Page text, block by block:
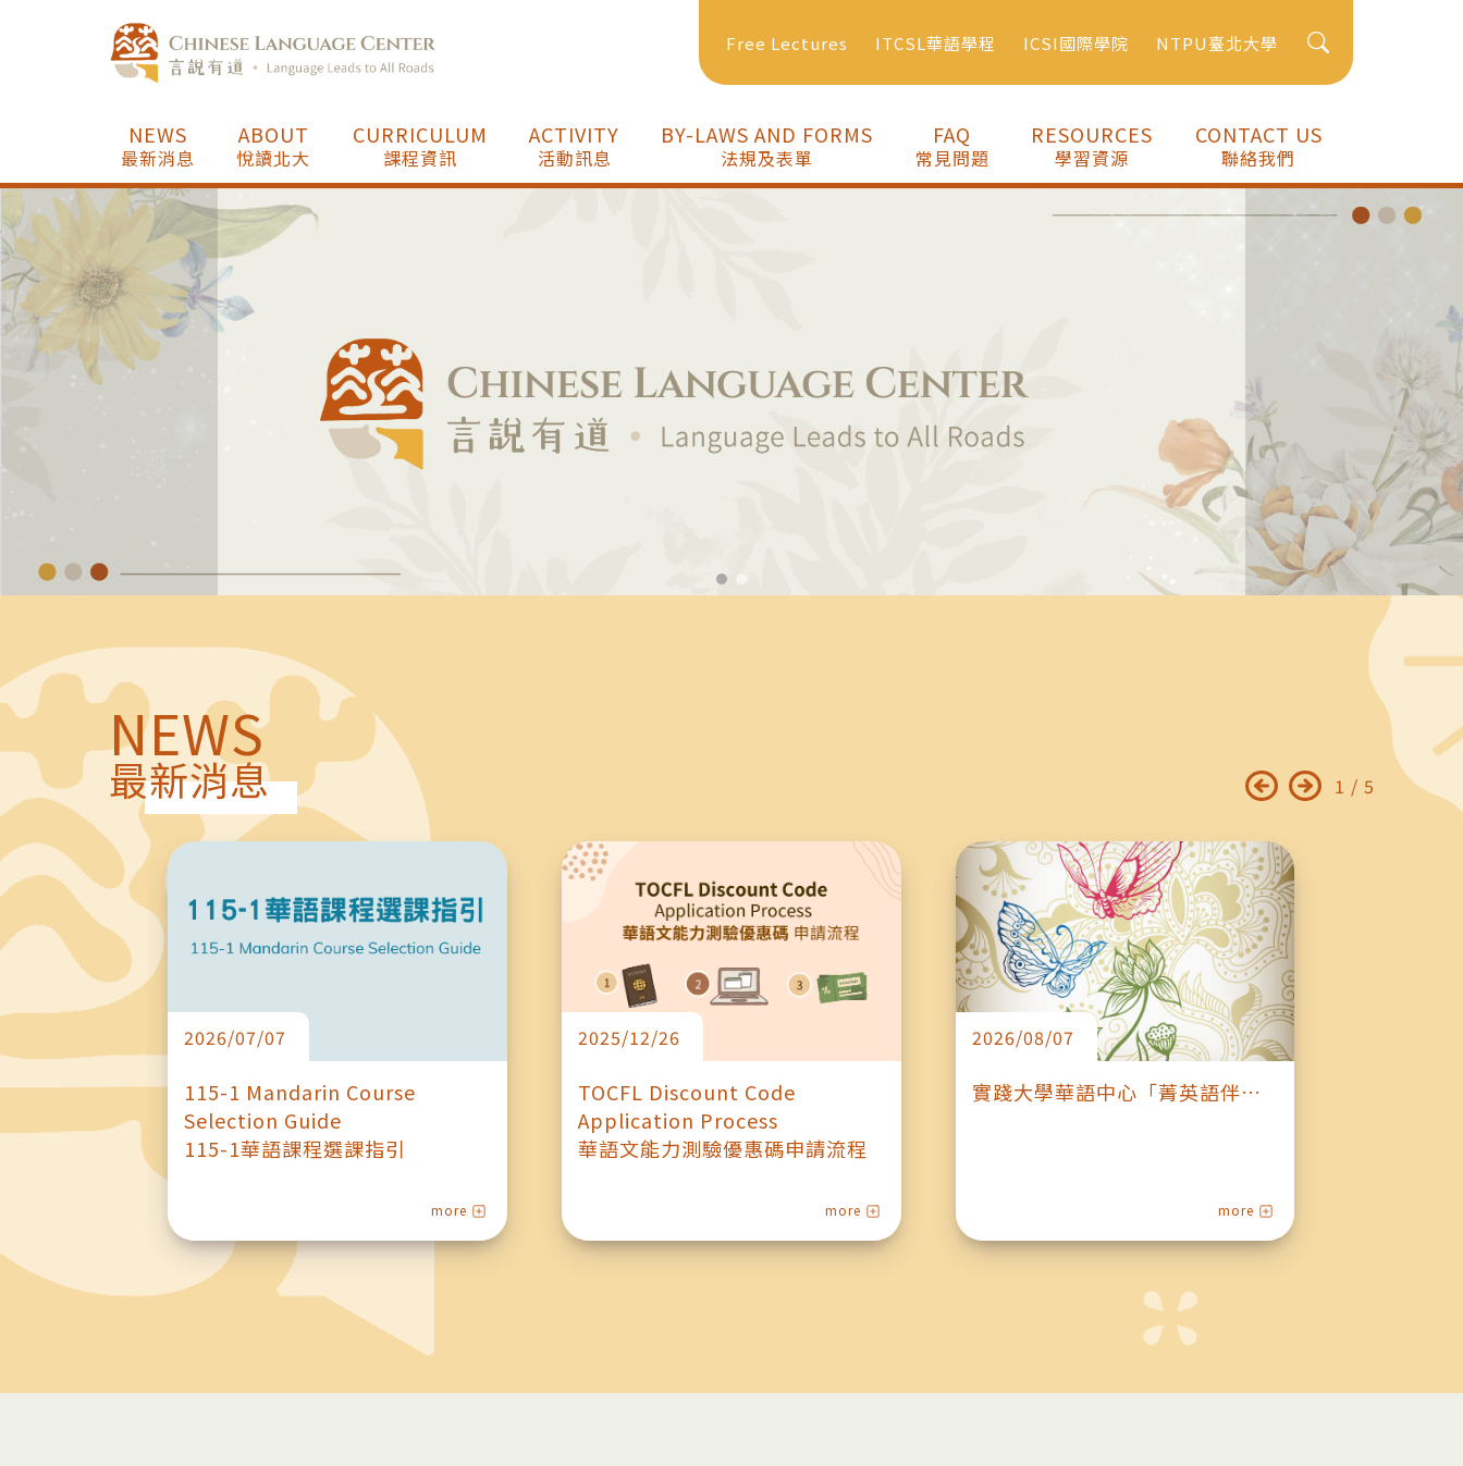
Free Lectures ITCSL華語學程 ICSI國際學院 NTPU臺北大學
最新消息
NEWS
悅讀北大
ABOUT
課程資訊
CURRICULUM
活動訊息
ACTIVITY
法規及表單
BY-LAWS AND FORMS
常見問題
FAQ
學習資源
RESOURCES
聯絡我們
CONTACT US
NEWS
最新消息
育論壇
115-1 Mandarin Course
Selection Guide
115-1華語課程選課指引
more
TOCFL Discount Code
Application Process
華語文能力測驗優惠碼申請流程
more
實踐大學華語中心「菁英語伴計
more
1 / 5